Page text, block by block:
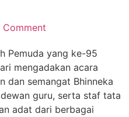
Comment
Pemuda yang ke-95
mengadakan acara
dan semangat Bhinneka
guru, serta staf tata
adat dari berbagai